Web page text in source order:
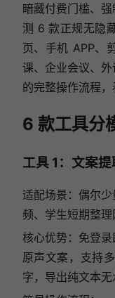
暗藏付费门槛、
测 6 款正规无隐
页、手机 APP、
课、企业会议、
的完整操作流程，
6 款工具分
工具 1：文案提
适配场景：偶尔
频、学生短期整理
核心优势：免登
原声文案，支持
字，导出纯文本无